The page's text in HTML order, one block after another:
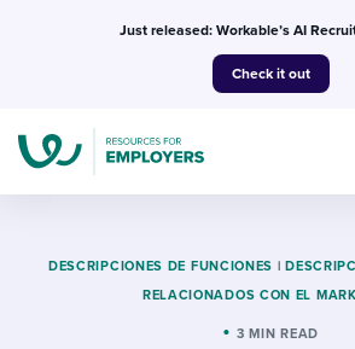
Just released: Workable’s AI
Check it out
Topics
DESCRIPCIONES DE FUNCIONES |
RELACIONADOS CON EL
3 MIN READ